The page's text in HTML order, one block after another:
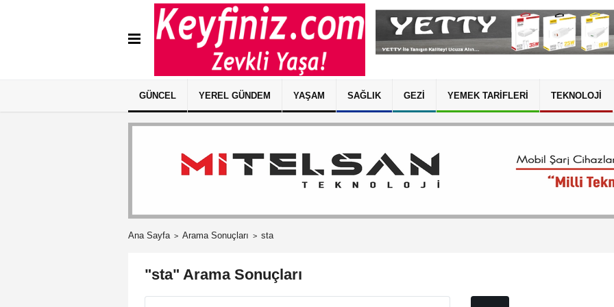
GÜNCEL YEREL GÜNDEM YAŞAM SAĞLIK GEZI YEMEK TARIFLERI TEKNOLOJI
Ana Sayfa Arama Sonuçları sta
"sta" Arama Sonuçları